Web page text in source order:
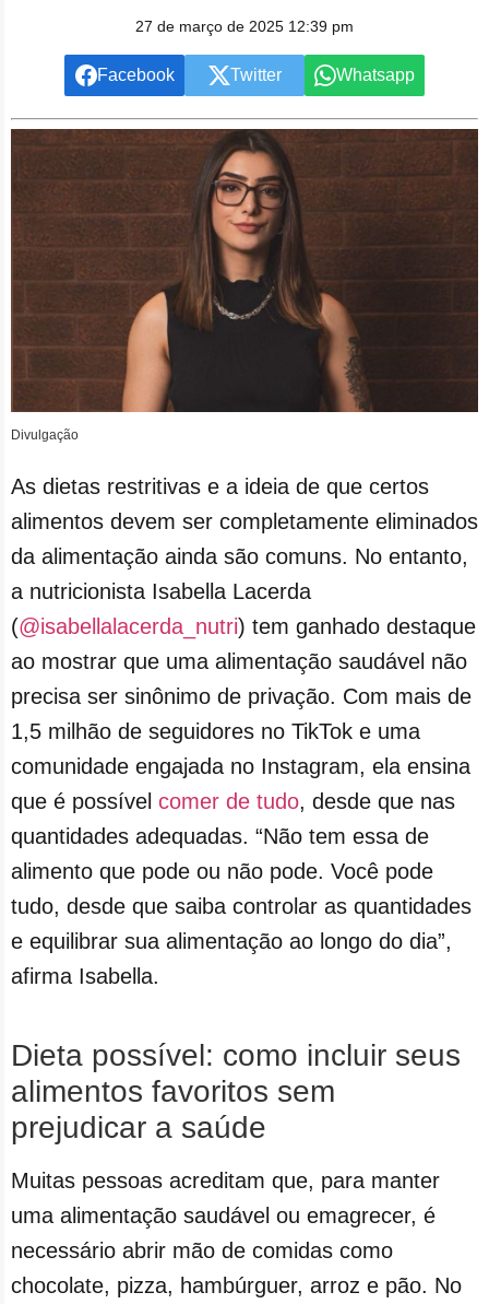
27 de março de 2025 12:39 pm
Facebook Twitter Whatsapp
Divulgação
As dietas restritivas e a ideia de que certos
alimentos devem ser completamente eliminados
da alimentação ainda são comuns. No entanto,
a nutricionista Isabella Lacerda
(@isabellalacerda_nutri) tem ganhado destaque
ao mostrar que uma alimentação saudável não
precisa ser sinônimo de privação. Com mais de
1,5 milhão de seguidores no TikTok e uma
comunidade engajada no Instagram, ela ensina
que é possível comer de tudo, desde que nas
quantidades adequadas. “Não tem essa de
alimento que pode ou não pode. Você pode
tudo, desde que saiba controlar as quantidades
e equilibrar sua alimentação ao longo do dia”,
afirma Isabella.
Dieta possível: como incluir seus
alimentos favoritos sem
prejudicar a saúde
Muitas pessoas acreditam que, para manter
uma alimentação saudável ou emagrecer, é
necessário abrir mão de comidas como
chocolate, pizza, hambúrguer, arroz e pão. No